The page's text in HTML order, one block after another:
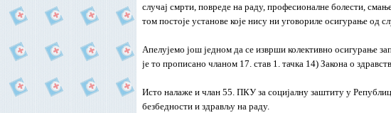
случај смрти, повреде на раду, професионалне болести,
том постоје установе које нису ни уговориле осигурање од
Апелујемо још једном да се изврши колективно осигурање
је то прописано чланом 17. став 1. тачка 14) Закона о
Исто налаже и члан 55. ПКУ за социјалну заштиту у
безбедности и здрављу на раду.